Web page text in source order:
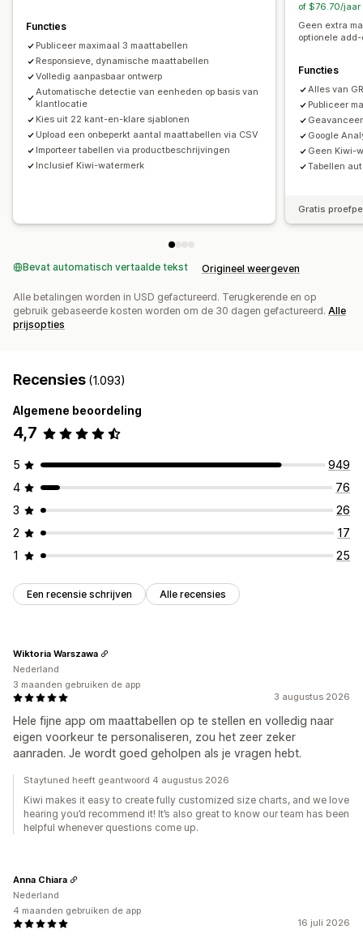
Eenheidsconversie
Productpagina
Collectiepagina Mobiel responsief
Voorraad
SKU-beheer Beschikbaarheid van voorraad
Weergave van voorraad
Functies
Publiceer maximaal 3 maattabellen
Responsieve, dynamische maattabellen
Volledig aanpasbaar ontwerp
Automatische detectie van eenheden op basis van
klantlocatie
Kies uit 22 kant-en-klare sjablonen
Upload een onbeperkt aantal maattabellen via CSV
Importeer tabellen via productbeschrijvingen
Inclusief Kiwi-watermerk
of $76.70/jaar
Geen extra
optionele
Functies
Alles van
Publiceer
Google
Geen Kiwi-
Tabellen
Gratis
Bevat automatisch vertaalde tekst Origineel weergeven
Alle betalingen worden in USD gefactureerd. Terugkerende en op
gebruik gebaseerde kosten worden om de 30 dagen gefactureerd. Alle
prijsopties
Recensies (1.093)
Algemene beoordeling
4,7
5
949
4
76
3
26
2
17
1
25
Een recensie schrijven Alle recensies
3 augustus 2026
Hele fijne app om maattabellen op te stellen en volledig naar
eigen voorkeur te personaliseren, zou het zeer zeker
aanraden. Je wordt goed geholpen als je vragen hebt.
Wiktoria Warszawa
Nederland
3 maanden gebruiken de app
Staytuned heeft geantwoord 4 augustus 2026
Kiwi makes it easy to create fully customized size charts, and we love
hearing you’d recommend it! It’s also great to know our team has been
helpful whenever questions come up.
16 juli 2026
Anna Chiara
Nederland
4 maanden gebruiken de app